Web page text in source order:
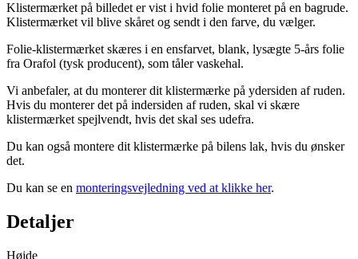
Klistermærket på billedet er vist i hvid folie monteret på en bagrude.
Klistermærket vil blive skåret og sendt i den farve, du vælger.
Folie-klistermærket skæres i en ensfarvet, blank, lysægte 5-års folie
fra Orafol (tysk producent), som tåler vaskehal.
Vi anbefaler, at du monterer dit klistermærke på ydersiden af ruden.
Hvis du monterer det på indersiden af ruden, skal vi skære
klistermærket spejlvendt, hvis det skal ses udefra.
Du kan også montere dit klistermærke på bilens lak, hvis du ønsker
det.
Du kan se en monteringsvejledning ved at klikke her.
Detaljer
Højde